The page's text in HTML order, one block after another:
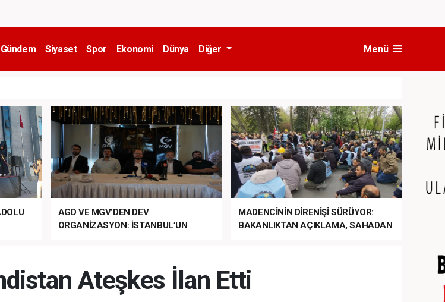
Gündem Siyaset Spor Ekonomi Dünya Diğer Menü
AGD VE MGV’DEN DEV
ORGANİZASYON: İSTANBUL’UN
MADENCİNİN DİRENİŞİ SÜRÜYOR:
BAKANLIKTAN AÇIKLAMA, SAHADAN
Ateşkes İlan Etti